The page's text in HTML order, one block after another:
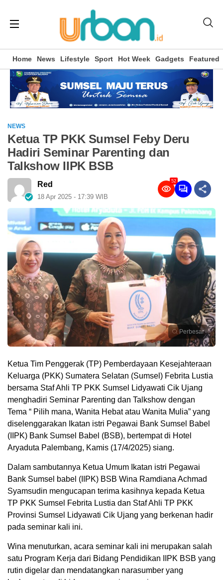
Home News Lifestyle Sport Hot Week Gadgets Featured
NEWS
Ketua TP PKK Sumsel Feby Deru
Hadiri Seminar Parenting dan
Talkshow IIPK BSB
Red
18 Apr 2025 - 17:39 WIB
52
Perbesar
Ketua Tim Penggerak (TP) Pemberdayaan Kesejahteraan
Keluarga (PKK) Sumatera Selatan (Sumsel) Febrita Lustia
bersama Staf Ahli TP PKK Sumsel Lidyawati Cik Ujang
menghadiri Seminar Parenting dan Talkshow dengan
Tema “ Pilih mana, Wanita Hebat atau Wanita Mulia” yang
diselenggarakan Ikatan istri Pegawai Bank Sumsel Babel
(IIPK) Bank Sumsel Babel (BSB), bertempat di Hotel
Aryaduta Palembang, Kamis (17/4/2025) siang.
Dalam sambutannya Ketua Umum Ikatan istri Pegawai
Bank Sumsel babel (IIPK) BSB Wina Ramdiana Achmad
Syamsudin mengucapan terima kasihnya kepada Ketua
TP PKK Sumsel Febrita Lustia dan Staf Ahli TP PKK
Provinsi Sumsel Lidyawati Cik Ujang yang berkenan hadir
pada seminar kali ini.
Wina menuturkan, acara seminar kali ini merupakan salah
satu Program Kerja dari Bidang Pendidikan IIPK BSB yang
rutin digelar dan mendatangkan narasumber yang